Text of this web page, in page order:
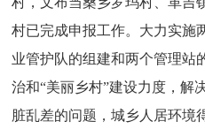
村已完成申报工作。大力实施
业管护队的组建和两个管理站
治和“美丽乡村”建设力度，解
脏乱差的问题，城乡人居环境